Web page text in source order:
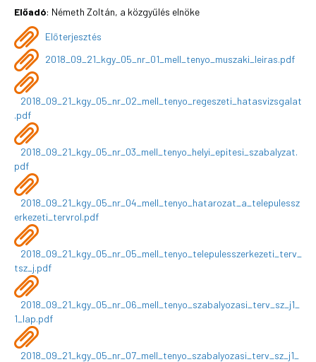
Előadó: Németh Zoltán, a közgyűlés elnöke
Előterjesztés
2018_09_21_kgy_05_nr_01_mell_tenyo_muszaki_leiras.pdf
2018_09_21_kgy_05_nr_02_mell_tenyo_regeszeti_hatasvizsgalat
.pdf
2018_09_21_kgy_05_nr_03_mell_tenyo_helyi_epitesi_szabalyzat.
pdf
2018_09_21_kgy_05_nr_04_mell_tenyo_hatarozat_a_telepulessz
erkezeti_tervrol.pdf
2018_09_21_kgy_05_nr_05_mell_tenyo_telepulesszerkezeti_terv_
tsz_j.pdf
2018_09_21_kgy_05_nr_06_mell_tenyo_szabalyozasi_terv_sz_j1_
1_lap.pdf
2018_09_21_kgy_05_nr_07_mell_tenyo_szabalyozasi_terv_sz_j1_